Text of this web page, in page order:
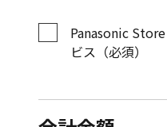
Panasonic
ビス（必須）